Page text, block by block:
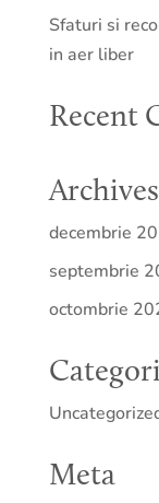
Sfaturi si
in aer liber
Recent
Archives
decembrie
septembrie
octombrie
Meta